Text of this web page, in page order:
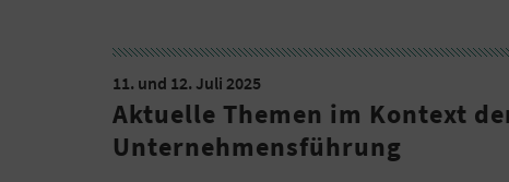
11. und 12. Juli 2025
Aktuelle Themen im Kontext
Unternehmensführung